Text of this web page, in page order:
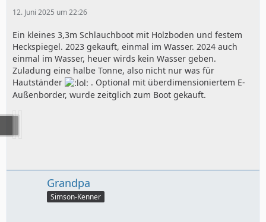
12. Juni 2025 um 22:26
Ein kleines 3,3m Schlauchboot mit Holzboden und festem
Heckspiegel. 2023 gekauft, einmal im Wasser. 2024 auch
einmal im Wasser, heuer wirds kein Wasser geben.
Zuladung eine halbe Tonne, also nicht nur was für
Hautständer
. Optional mit überdimensioniertem E-
Außenborder, wurde zeitglich zum Boot gekauft.
Grandpa
Simson-Kenner